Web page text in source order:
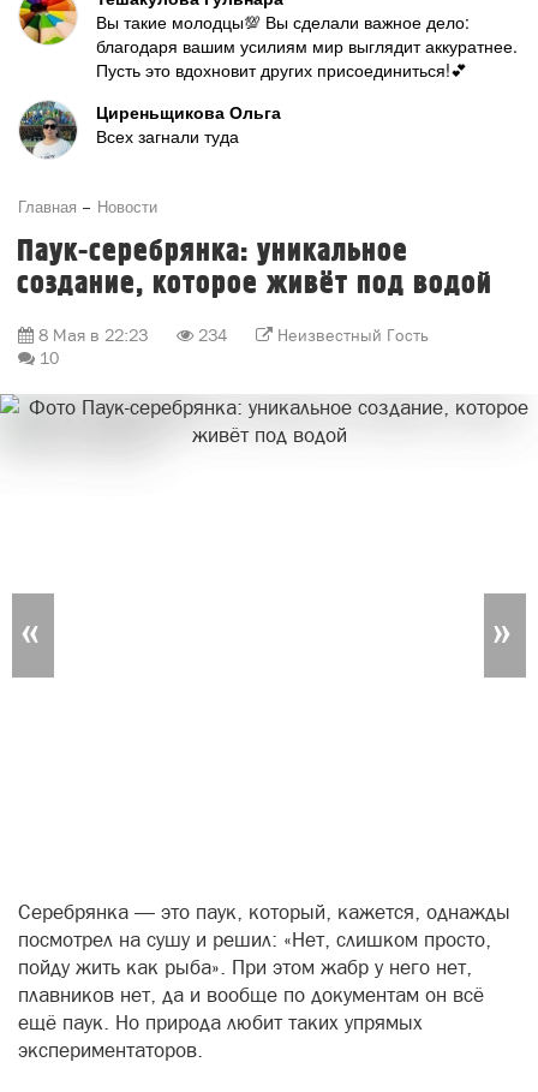
Вы такие молодцы💯 Вы сделали важное дело:
благодаря вашим усилиям мир выглядит аккуратнее.
Пусть это вдохновит других присоединиться!💕
Циреньщикова Ольга
Всех загнали туда
Главная Новости
Паук-серебрянка: уникальное
создание, которое живёт под водой
8 Мая в 22:23 234
Неизвестный Гость
10
« »
Серебрянка — это паук, который, кажется, однажды
посмотрел на сушу и решил: «Нет, слишком просто,
пойду жить как рыба». При этом жабр у него нет,
плавников нет, да и вообще по документам он всё
ещё паук. Но природа любит таких упрямых
экспериментаторов.